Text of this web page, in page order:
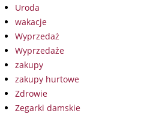
Uroda
wakacje
Wyprzedaż
Wyprzedaże
zakupy
zakupy hurtowe
Zdrowie
Zegarki damskie